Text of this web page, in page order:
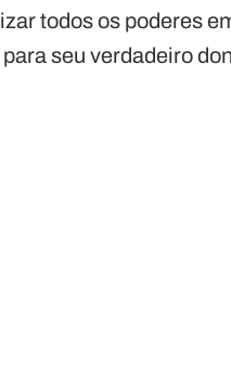
todos os poderes
seu verdadeiro